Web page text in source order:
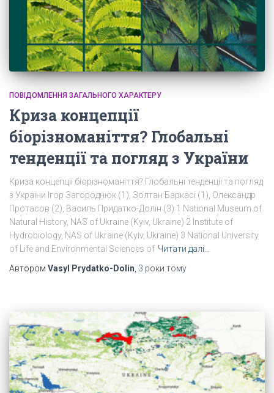
ПОВІДОМЛЕННЯ ЗАГАЛЬНОГО ХАРАКТЕРУ
Криза концепції
біорізноманіття? Глобальні
тенденції та погляд з України
Криза концепції біорізноманіття? Глобальні тенденції та погляд
з України Ігор Загороднюк (1), Золтан Баркасі (1), Олександр
Протасов (2), Василь Придатко-Долін (3) 1 National Museum of
Natural History, NAS of Ukraine (Kyiv, Ukraine) 2 Institute of
Hydrobiology, NAS of Ukraine (Kyiv, Ukraine) 3 National University
of Life and Environmental Sciences of Читати далі…
Автором Vasyl Prydatko-Dolin 3 роки тому